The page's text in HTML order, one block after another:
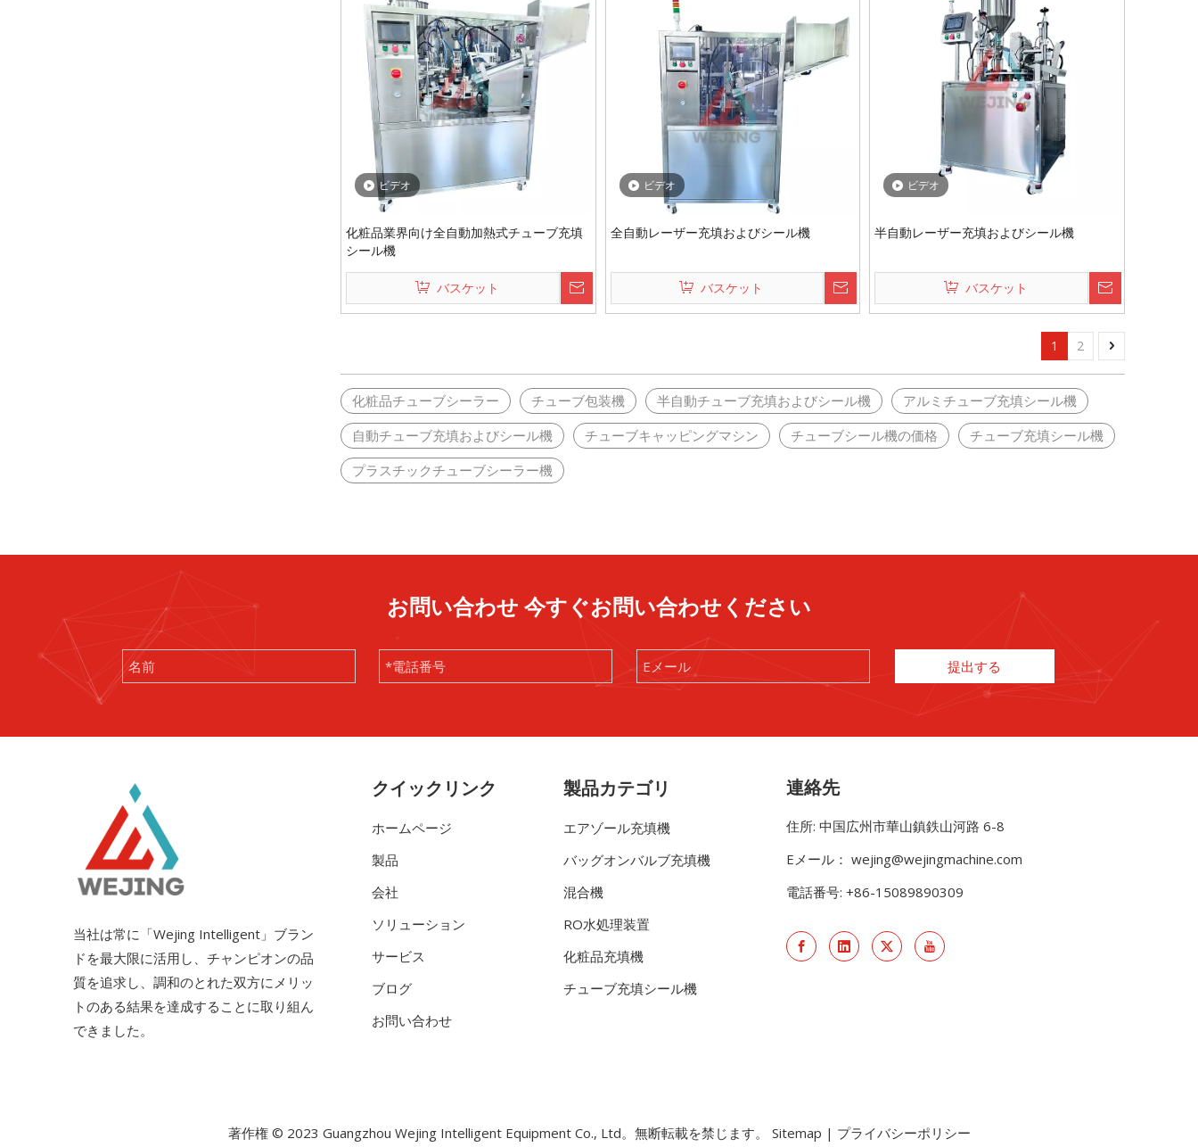
ビデオ
化粧品業界向け全自動加熱式チューブ充填
シール機
バスケット
ビデオ
全自動レーザー充填およびシール機
バスケット
ビデオ
半自動レーザー充填およびシール機
バスケット
1 2
化粧品チューブシーラー チューブ包装機 半自動チューブ充填およびシール機
アルミチューブ充填シール機
自動チューブ充填およびシール機
チューブキャッピングマシン チューブシール機の価格
チューブ充填シール機
プラスチックチューブシーラー機
お問い合わせ 今すぐお問い合わせください
提出する
当社は常に「Wejing Intelligent」ブラン
ドを最大限に活用し、チャンピオンの品
質を追求し、調和のとれた双方にメリッ
トのある結果を達成することに取り組ん
できました。
クイックリンク
ホームページ
製品
会社
ソリューション
サービス
ブログ
お問い合わせ
製品カテゴリ
エアゾール充填機
バッグオンバルブ充填機
混合機
RO水処理装置
化粧品充填機
チューブ充填シール機
連絡先
住所: 中国広州市華山鎮鉄山河路 6-8
Eメール： wejing@wejingmachine.com
電話番号: +86-15089890309
著作権 © 2023 Guangzhou Wejing Intelligent Equipment Co., Ltd。無断転載を禁じます。 Sitemap | プライバシーポリシー